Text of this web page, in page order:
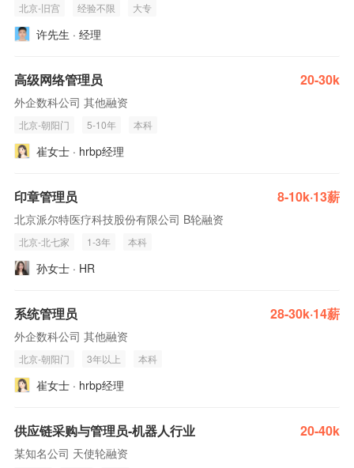
北京-旧宫 经验不限 大专
许先生 · 经理
高级网络管理员 20-30k
外企数科公司 其他融资
北京-朝阳门 5-10年 本科
崔女士 · hrbp经理
印章管理员 8-10k·13薪
北京派尔特医疗科技股份有限公司 B轮融资
北京-北七家 1-3年 本科
孙女士 · HR
系统管理员 28-30k·14薪
外企数科公司 其他融资
北京-朝阳门 3年以上 本科
崔女士 · hrbp经理
供应链采购与管理员-机器人行业 20-40k
某知名公司 天使轮融资